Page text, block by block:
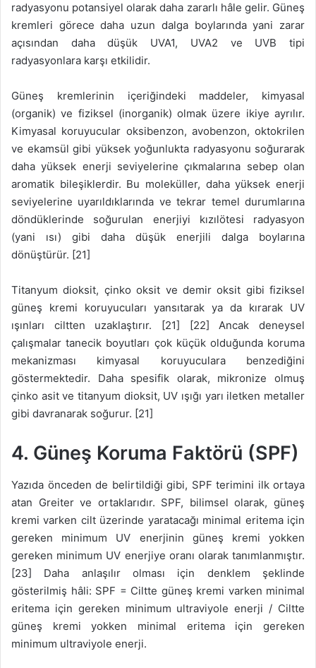
radyasyonu potansiyel olarak daha zararlı hâle gelir. Güneş
kremleri görece daha uzun dalga boylarında yani zarar
açısından daha düşük UVA1, UVA2 ve UVB tipi
radyasyonlara karşı etkilidir.
Güneş kremlerinin içeriğindeki maddeler, kimyasal
(organik) ve fiziksel (inorganik) olmak üzere ikiye ayrılır.
Kimyasal koruyucular oksibenzon, avobenzon, oktokrilen
ve ekamsül gibi yüksek yoğunlukta radyasyonu soğurarak
daha yüksek enerji seviyelerine çıkmalarına sebep olan
aromatik bileşiklerdir. Bu moleküller, daha yüksek enerji
seviyelerine uyarıldıklarında ve tekrar temel durumlarına
döndüklerinde soğurulan enerjiyi kızılötesi radyasyon
(yani ısı) gibi daha düşük enerjili dalga boylarına
dönüştürür. [21]
Titanyum dioksit, çinko oksit ve demir oksit gibi fiziksel
güneş kremi koruyucuları yansıtarak ya da kırarak UV
ışınları ciltten uzaklaştırır. [21] [22] Ancak deneysel
çalışmalar tanecik boyutları çok küçük olduğunda koruma
mekanizması kimyasal koruyuculara benzediğini
göstermektedir. Daha spesifik olarak, mikronize olmuş
çinko asit ve titanyum dioksit, UV ışığı yarı iletken metaller
gibi davranarak soğurur. [21]
4. Güneş Koruma Faktörü (SPF)
Yazıda önceden de belirtildiği gibi, SPF terimini ilk ortaya
atan Greiter ve ortaklarıdır. SPF, bilimsel olarak, güneş
kremi varken cilt üzerinde yaratacağı minimal eritema için
gereken minimum UV enerjinin güneş kremi yokken
gereken minimum UV enerjiye oranı olarak tanımlanmıştır.
[23] Daha anlaşılır olması için denklem şeklinde
gösterilmiş hâli: SPF = Ciltte güneş kremi varken minimal
eritema için gereken minimum ultraviyole enerji / Ciltte
güneş kremi yokken minimal eritema için gereken
minimum ultraviyole enerji.